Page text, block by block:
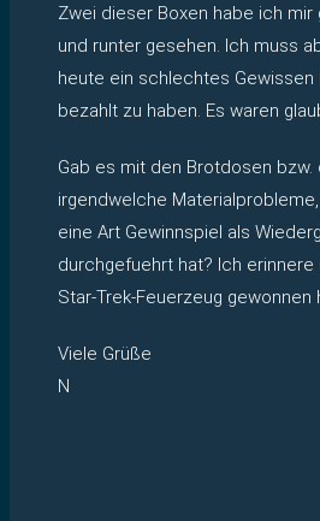
Zwei dieser Boxen habe ich mir
und runter gesehen. Ich muss
heute ein schlechtes Gewissen
bezahlt zu haben. Es waren
Gab es mit den Brotdosen bzw.
irgendwelche
eine Art Gewinnspiel als
durchgefuehrt hat? Ich
Star-Trek-Feuerzeug gewonnen
Viele Grüße
N